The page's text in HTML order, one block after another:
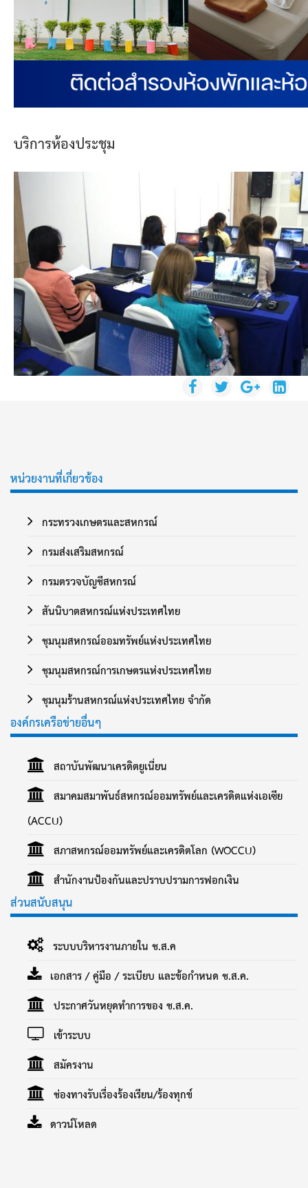
บริการห้องประชุม
หน่วยงานที่เกี่ยวข้อง
กระทรวงเกษตรและสหกรณ์
กรมส่งเสริมสหกรณ์
กรมตรวจบัญชีสหกรณ์
สันนิบาตสหกรณ์แห่งประเทศไทย
ชุมนุมสหกรณ์ออมทรัพย์แห่งประเทศไทย
ชุมนุมสหกรณ์การเกษตรแห่งประเทศไทย
ชุมนุมร้านสหกรณ์แห่งประเทศไทย จำกัด
องค์กรเครือข่ายอื่นๆ
สถาบันพัฒนาเครดิตยูเนี่ยน
สมาคมสมาพันธ์สหกรณ์ออมทรัพย์และเครดิตแห่งเอเซีย
(ACCU)
สภาสหกรณ์ออมทรัพย์และเครดิตโลก (WOCCU)
สำนักงานป้องกันและปราบปรามการฟอกเงิน
ส่วนสนับสนุน
ระบบบริหารงานภายใน ช.ส.ค
เอกสาร / คู่มือ / ระเบียบ และข้อกำหนด ช.ส.ค.
ประกาศวันหยุดทำการของ ช.ส.ค.
เข้าระบบ
สมัครงาน
ช่องทางรับเรื่องร้องเรียน/ร้องทุกข์
ดาวน์โหลด